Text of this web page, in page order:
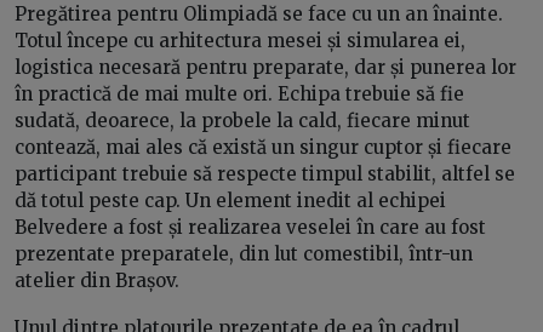
Pregătirea pentru Olimpiadă se face cu un an înainte.
Totul începe cu arhitectura mesei și simularea ei,
logistica necesară pentru preparate, dar și punerea lor
în practică de mai multe ori. Echipa trebuie să fie
sudată, deoarece, la probele la cald, fiecare minut
contează, mai ales că există un singur cuptor și fiecare
participant trebuie să respecte timpul stabilit, altfel se
dă totul peste cap. Un element inedit al echipei
Belvedere a fost și realizarea veselei în care au fost
prezentate preparatele, din lut comestibil, într-un
atelier din Brașov.